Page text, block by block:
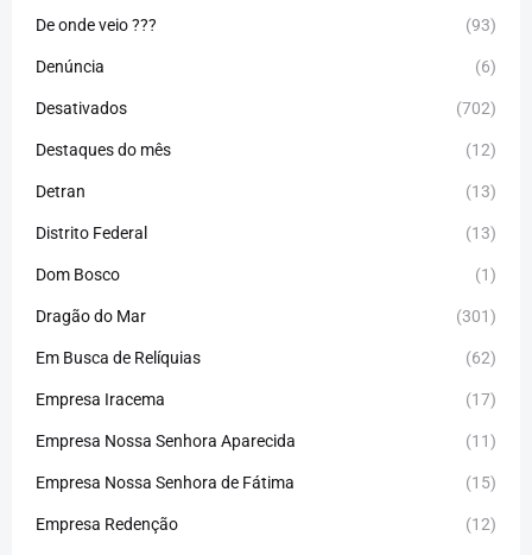
De onde veio ??? (93)
Denúncia (6)
Desativados (702)
Destaques do mês (12)
Detran (13)
Distrito Federal (13)
Dom Bosco (1)
Dragão do Mar (301)
Em Busca de Relíquias (62)
Empresa Iracema (17)
Empresa Nossa Senhora Aparecida (11)
Empresa Nossa Senhora de Fátima (15)
Empresa Redenção (12)